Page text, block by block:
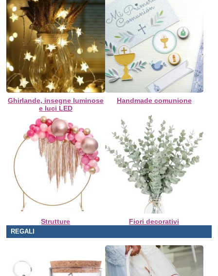
Ghirlande, insegne luminose
e luci LED
Handmade comunione
Strutture Fiori decorativi
REGALI